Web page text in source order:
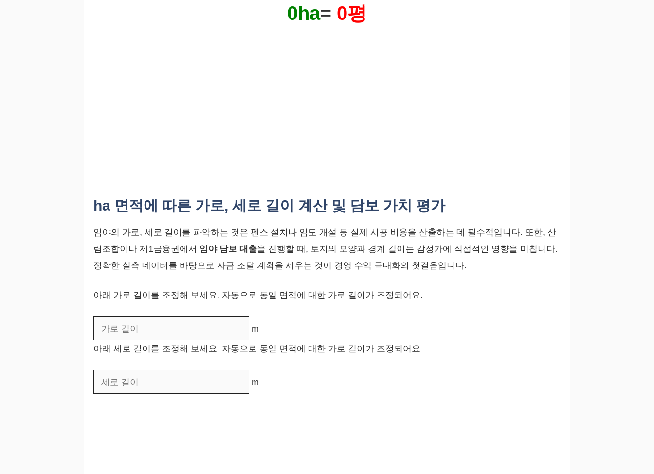
0ha= 0평
ha 면적에 따른 가로, 세로 길이 계산 및 담보 가치 평가
임야의 가로, 세로 길이를 파악하는 것은 펜스 설치나 임도 개설 등 실제 시공 비용을 산출하는 데 필수적입니다. 또한, 산
림조합이나 제1금융권에서 임야 담보 대출을 진행할 때, 토지의 모양과 경계 길이는 감정가에 직접적인 영향을 미칩니다.
정확한 실측 데이터를 바탕으로 자금 조달 계획을 세우는 것이 경영 수익 극대화의 첫걸음입니다.
아래 가로 길이를 조정해 보세요. 자동으로 동일 면적에 대한 가로 길이가 조정되어요.
m
아래 세로 길이를 조정해 보세요. 자동으로 동일 면적에 대한 가로 길이가 조정되어요.
m